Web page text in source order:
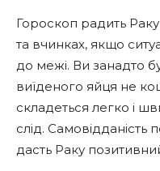
Гороскоп радить
та вчинках, якщо
до межі. Ви занадто
виїденого яйця не
складеться легко і
слід.
дасть Раку